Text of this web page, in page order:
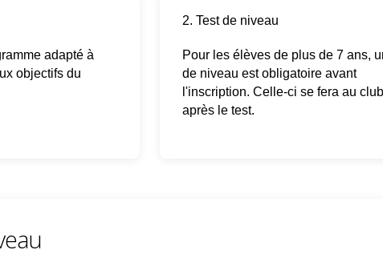
adapté à
objectifs du
2. Test de niveau
Pour les élèves de plus de 7 ans,
de niveau est obligatoire avant
l'inscription. Celle-ci se fera au club
après le test.